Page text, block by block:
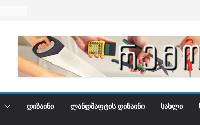
ᲓᲘᲖᲐᲘᲜᲘ ᲚᲐᲜᲓᲨᲐᲤᲢᲘᲡ ᲓᲘᲖᲐᲘᲜᲘ ᲡᲐᲮᲚᲘ